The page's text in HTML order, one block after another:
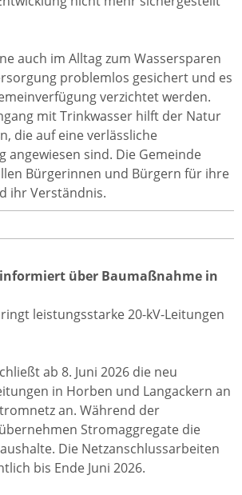
auch im Alltag zum Wassersparen
problemlos gesichert und es
verzichtet werden.
mit Trinkwasser hilft der Natur
die auf eine verlässliche
angewiesen sind. Die Gemeinde
Bürgerinnen und Bürgern für ihre
ihr Verständnis.
über Baumaßnahme in
leistungsstarke 20-kV-Leitungen
ab 8. Juni 2026 die neu
in Horben und Langackern an
an. Während der
Stromaggregate die
Die Netzanschlussarbeiten
bis Ende Juni 2026.